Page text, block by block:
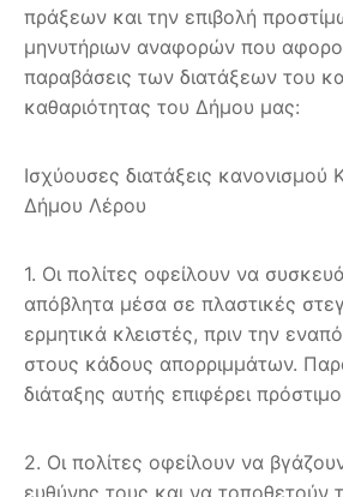
πράξεων και την επιβολή
μηνυτήριων αναφορών που
παραβάσεις των διατάξεων του
καθαριότητας του Δήμου μας:
Ισχύουσες διατάξεις κανονισμού
Δήμου Λέρου
1. Οι πολίτες οφείλουν να
απόβλητα μέσα σε πλαστικές
ερμητικά κλειστές, πριν την
στους κάδους απορριμμάτων.
διάταξης αυτής επιφέρει
2. Οι πολίτες οφείλουν να
ευθύνης τους και να τοποθετούν